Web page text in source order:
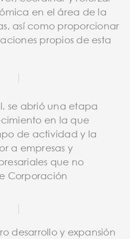
en el área de la
así como proporcionar
propios de esta
se abrió una etapa
en la que
de actividad y la
a empresas y
que no
Corporación
desarrollo y expansión